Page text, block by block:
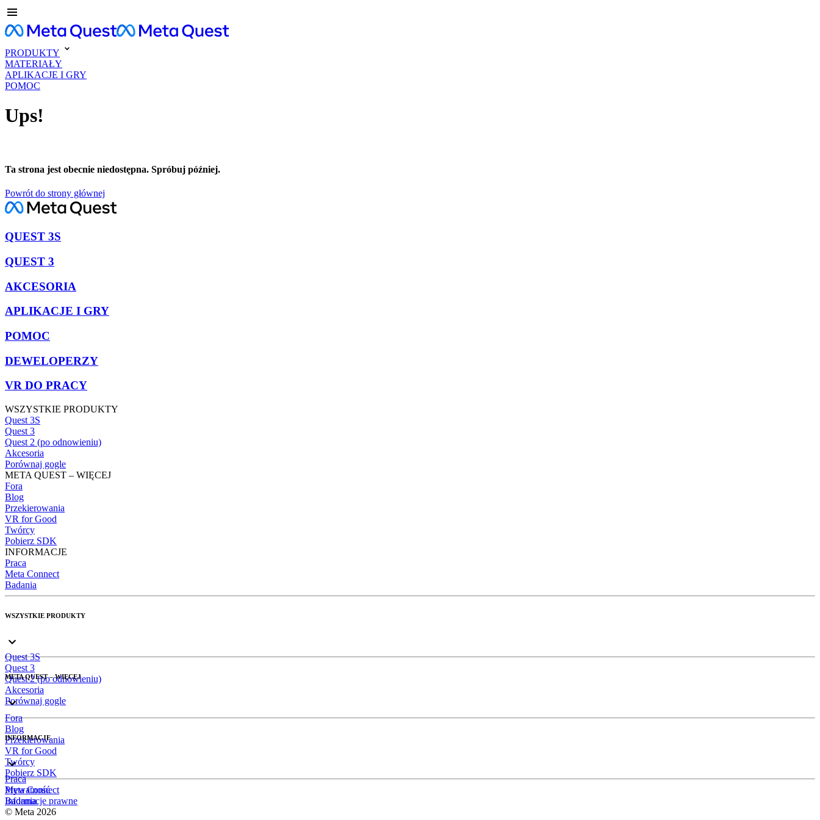
PRODUKTY
MATERIAŁY
APLIKACJE I GRY
POMOC
Ups!
Ta strona jest obecnie niedostępna. Spróbuj później.
Powrót do strony głównej
QUEST 3S
QUEST 3
AKCESORIA
APLIKACJE I GRY
POMOC
DEWELOPERZY
VR DO PRACY
WSZYSTKIE PRODUKTY
Quest 3S
Quest 3
Quest 2 (po odnowieniu)
Akcesoria
Porównaj gogle
META QUEST – WIĘCEJ
Fora
Blog
Przekierowania
VR for Good
Twórcy
Pobierz SDK
INFORMACJE
Praca
Meta Connect
Badania
WSZYSTKIE PRODUKTY
Quest 3S
Quest 3
Quest 2 (po odnowieniu)
Akcesoria
Porównaj gogle
META QUEST – WIĘCEJ
Fora
Blog
Przekierowania
VR for Good
Twórcy
Pobierz SDK
INFORMACJE
Praca
Meta Connect
Badania
Prywatność
Informacje prawne
© Meta 2026